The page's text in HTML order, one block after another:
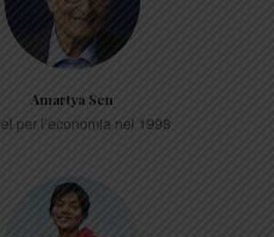
Amartya Sen
per l’economia nel 1998